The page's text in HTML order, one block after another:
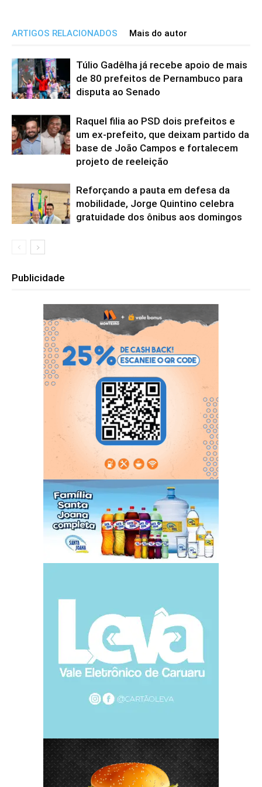
ARTIGOS RELACIONADOS Mais do autor
Túlio Gadêlha já recebe apoio de mais
de 80 prefeitos de Pernambuco para
disputa ao Senado
Raquel filia ao PSD dois prefeitos e
um ex-prefeito, que deixam partido da
base de João Campos e fortalecem
projeto de reeleição
Reforçando a pauta em defesa da
mobilidade, Jorge Quintino celebra
gratuidade dos ônibus aos domingos
Publicidade